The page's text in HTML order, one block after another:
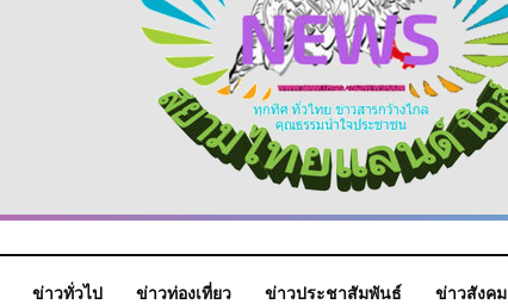
ข่าวทั่วไป ข่าวท่องเที่ยว ข่าวประชาสัมพันธ์ ข่าวสังคม